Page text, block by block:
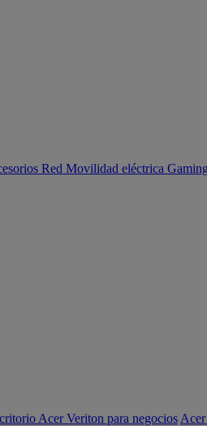
Red Movilidad eléctrica
Acer Veriton para negocios